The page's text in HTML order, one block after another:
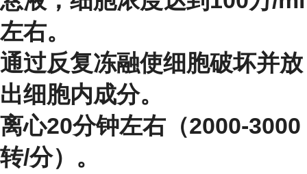
左右。
通过反复冻融使细胞破坏并放
出细胞内成分。
离心20分钟左右（2000-3000
转/分）。